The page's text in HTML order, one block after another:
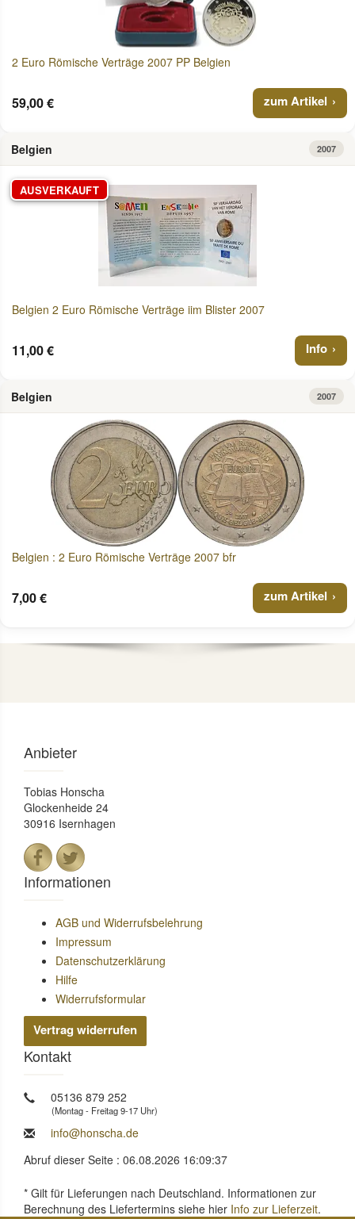
2 Euro Römische Verträge 2007 PP Belgien
59,00 € zum Artikel
Belgien 2007
AUSVERKAUFT
Belgien 2 Euro Römische Verträge iim Blister 2007
11,00 € Info
Belgien 2007
Belgien : 2 Euro Römische Verträge 2007 bfr
7,00 € zum Artikel
Anbieter
Tobias Honscha
Glockenheide 24
30916 Isernhagen
Informationen
AGB und Widerrufsbelehrung
Impressum
Datenschutzerklärung
Hilfe
Widerrufsformular
Vertrag widerrufen
Kontakt
05136 879 252
(Montag - Freitag 9-17 Uhr)
info@honscha.de
Abruf dieser Seite : 06.08.2026 16:09:37
* Gilt für Lieferungen nach Deutschland. Informationen zur
Berechnung des Liefertermins siehe hier Info zur Lieferzeit.